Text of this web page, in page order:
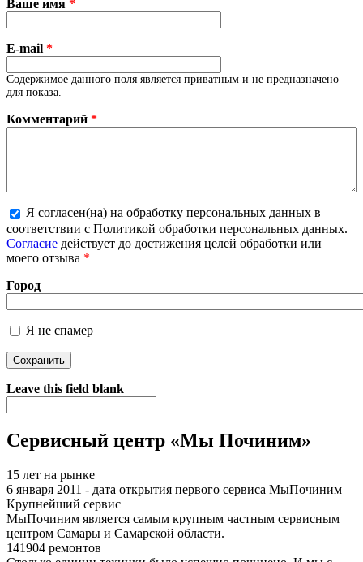
Ваше имя *
E-mail *
Содержимое данного поля является приватным и не предназначено
для показа.
Комментарий *
Более подробная информация о текстовых форматах
Я согласен(на) на обработку персональных данных в
соответствии с Политикой обработки персональных данных.
Согласие действует до достижения целей обработки или
моего отзыва *
Город
Я не спамер
Я спамер
Leave this field blank
Сервисный центр «Мы Починим»
15 лет на рынке
6 января 2011 - дата открытия первого сервиса МыПочиним
Крупнейший сервис
МыПочиним является самым крупным частным сервисным
центром Самары и Самарской области.
141904 ремонтов